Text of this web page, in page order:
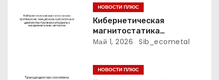
п
НОВОСТИ ПЛЮС
Кибернетическая
магнитостатика
притяжения:
мониторинга с
Май 1, 2026 Sib_ecometal
НОВОСТИ ПЛЮС